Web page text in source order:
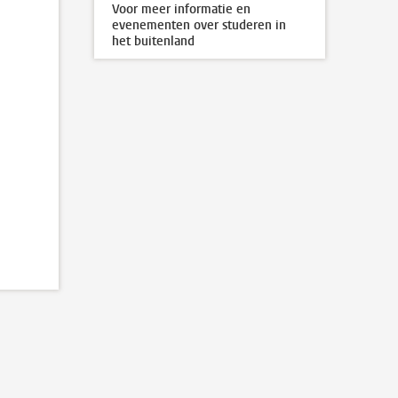
Voor meer informatie en
evenementen over studeren in
het buitenland